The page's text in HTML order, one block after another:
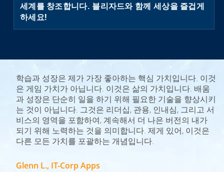
세계를 창조합니다. 블리자드와 함께 세상을 즐겁게
하세요!
학습과 성장은 제가 가장 좋아하는 핵심 가치입니다. 이것
은 게임 가치가 아닙니다. 이것은 삶의 가치입니다. 배움
과 성장은 단순히 일을 하기 위해 필요한 기술을 향상시키
는 것이 아닙니다. 그것은 리더십, 관용, 인내심, 그리고 서
비스의 영역을 포함하여, 계속해서 더 나은 버전의 내가
되기 위해 노력하는 것을 의미합니다. 제게 있어, 이것은
다른 모든 가치를 포괄하는 개념입니다.
Glenn L., IT-Corp Apps